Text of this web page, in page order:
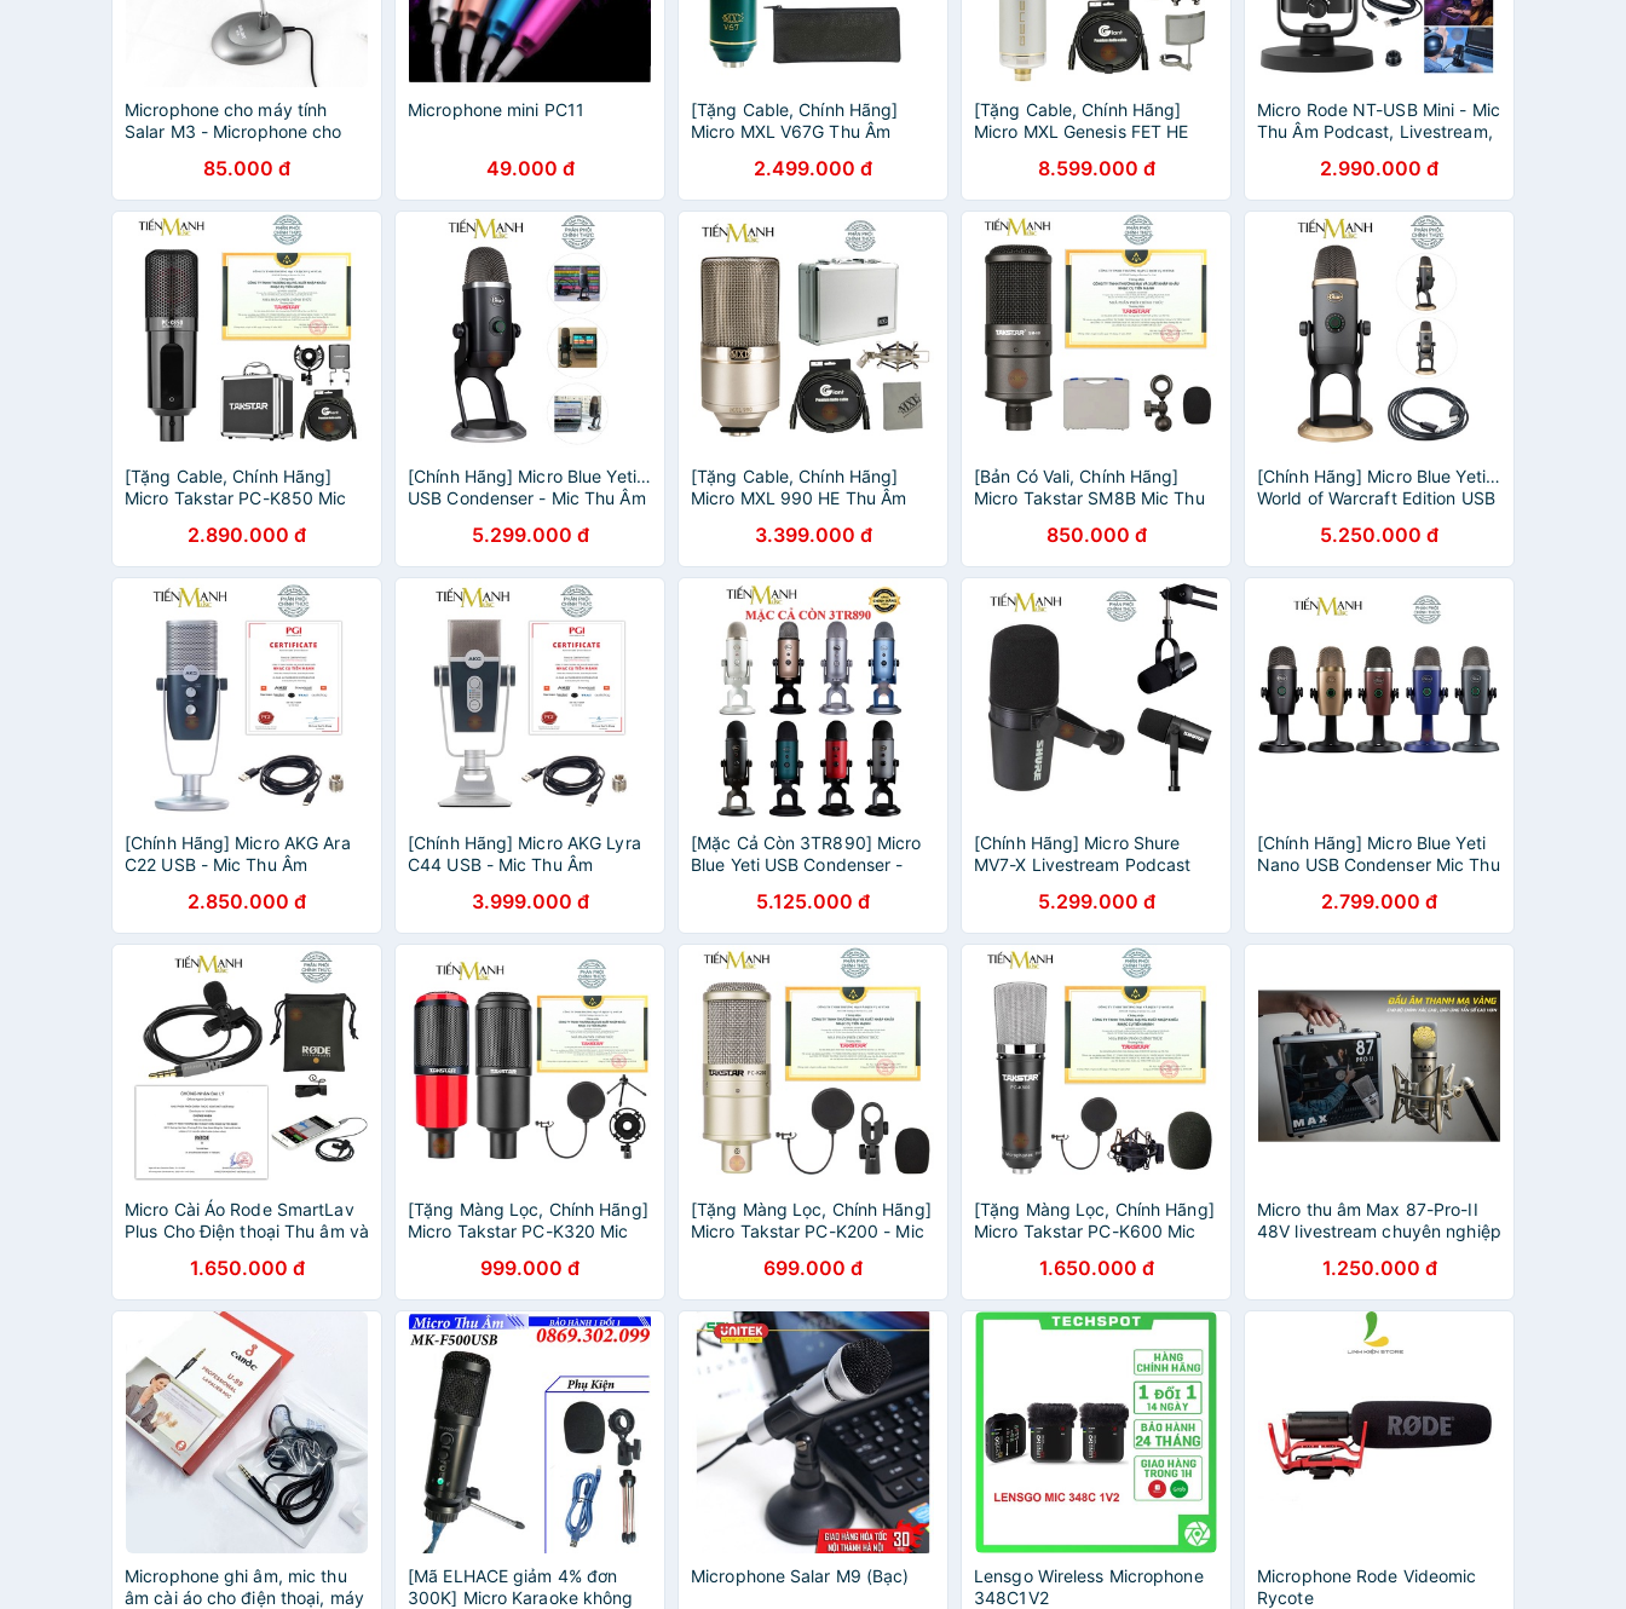
Microphone cho máy tính
Salar M3 - Microphone cho
85.000 đ
Microphone mini PC11
49.000 đ
[Tặng Cable, Chính Hãng]
Micro MXL V67G Thu Âm
Studio MXLV67G Heritage
Edition Microphone V67
2.499.000 đ
[Tặng Cable, Chính Hãng]
Micro MXL Genesis FET HE
Thu Studio Heritage Edition
Microphone
8.599.000 đ
Micro Rode NT-USB Mini - Mic
Thu Âm Podcast, Livestream,
Microphone Phòng Thu Studio
NT USB
2.990.000 đ
[Tặng Cable, Chính Hãng]
Micro Takstar PC-K850 Mic
Thu Studio PC K850
Microphone PCK850
2.890.000 đ
[Chính Hãng] Micro Blue Yeti X
USB Condenser - Mic Thu Âm
ASMR Microphone Phòng Thu
Studio
5.299.000 đ
[Tặng Cable, Chính Hãng]
Micro MXL 990 HE Thu Âm
MXL990 Heritage Edition
Microphone MXL990HE
3.399.000 đ
[Bản Có Vali, Chính Hãng]
Micro Takstar SM8B Mic Thu
Phòng Thu Studio Microphone
SM-8B
850.000 đ
[Chính Hãng] Micro Blue Yeti X
World of Warcraft Edition USB
Podcast, Livestream, ASMR
Microphone
5.250.000 đ
[Chính Hãng] Micro AKG Ara
C22 USB - Mic Thu Âm
ASMR C22USB Microphone
Phòng Thu Studio
2.850.000 đ
[Chính Hãng] Micro AKG Lyra
C44 USB - Mic Thu Âm
ASMR C44USB Microphone
Phòng Thu Studio
3.999.000 đ
[Mặc Cả Còn 3TR890] Micro
Blue Yeti USB Condenser -
Livestream, Radio, ASMR
Microphone Phòng Studio
5.125.000 đ
[Chính Hãng] Micro Shure
MV7-X Livestream Podcast
Studio Microphone Biểu Diễn
MV7
5.299.000 đ
[Chính Hãng] Micro Blue Yeti
Nano USB Condenser Mic Thu
Radio, ASMR Microphone
Phòng Thu Studio
2.799.000 đ
Micro Cài Áo Rode SmartLav
Plus Cho Điện thoại Thu âm và
SmartLav+ Microphone Smart
Lav+
1.650.000 đ
[Tặng Màng Lọc, Chính Hãng]
Micro Takstar PC-K320 Mic
Thu Studio PC K320
Microphone PCK320
999.000 đ
[Tặng Màng Lọc, Chính Hãng]
Micro Takstar PC-K200 - Mic
Thu Studio PC K200
Microphone PCK200
699.000 đ
[Tặng Màng Lọc, Chính Hãng]
Micro Takstar PC-K600 Mic
Thu Studio PC K600
Microphone PCK600
1.650.000 đ
Micro thu âm Max 87-Pro-II
48V livestream chuyên nghiệp
Dùng cho phòng thu, karaoke
sân khấu
1.250.000 đ
Microphone ghi âm, mic thu
âm cài áo cho điện thoại, máy
[Mã ELHACE giảm 4% đơn
300K] Micro Karaoke không
Microphone Salar M9 (Bạc)
Lensgo Wireless Microphone
348C1V2
Microphone Rode Videomic
Rycote